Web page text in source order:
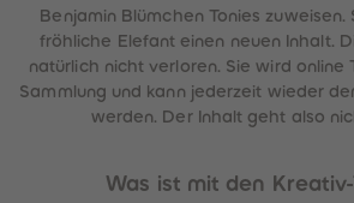
Benjamin Blümchen Tonies
fröhliche Elefant einen neuen Inhalt.
natürlich nicht verloren. Sie wird online
Sammlung und kann jederzeit wieder
werden. Der Inhalt geht also
Was ist mit den